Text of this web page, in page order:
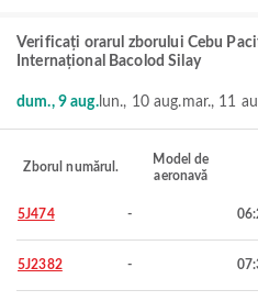
Verificați orarul zborului Cebu
Internațional Bacolod Silay
dum., 9 aug.lun., 10 aug.mar., 11
Zborul numărul.
Model de
aeronavă
5J474 -
5J2382 -